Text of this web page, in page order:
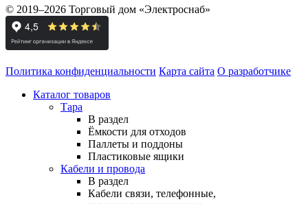
© 2019–2026 Торговый дом «Электроснаб»
Политика конфиденциальности Карта сайта О разработчике
Каталог товаров
Тара
В раздел
Ёмкости для отходов
Паллеты и поддоны
Пластиковые ящики
Кабели и провода
В раздел
Кабели связи, телефонные,